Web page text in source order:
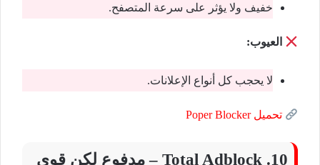
خفيف ولا يؤثر على سرعة المتصفح.
العيوب:
لا يحجب كل أنواع الإعلانات.
تحميل Poper Blocker
10. Total Adblock – مدفوع لكن قوي